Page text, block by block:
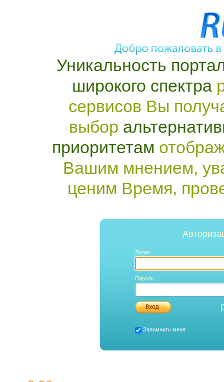
Уникальность
широкого спектра
сервисов Вы
выбор
приоритетам
Вашим мнением,
ценим Время,
Логин:
Пароль:
Запомнить меня